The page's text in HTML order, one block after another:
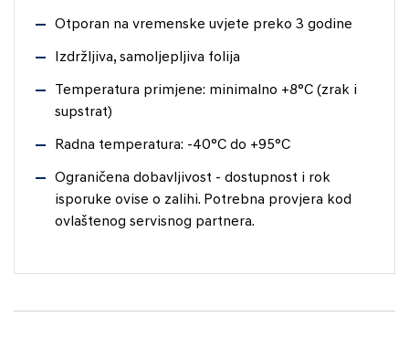
Otporan na vremenske uvjete preko 3 godine
Izdržljiva, samoljepljiva folija
Temperatura primjene: minimalno +8°C (zrak i
supstrat)
Radna temperatura: -40°C do +95°C
Ograničena dobavljivost - dostupnost i rok
isporuke ovise o zalihi. Potrebna provjera kod
ovlaštenog servisnog partnera.